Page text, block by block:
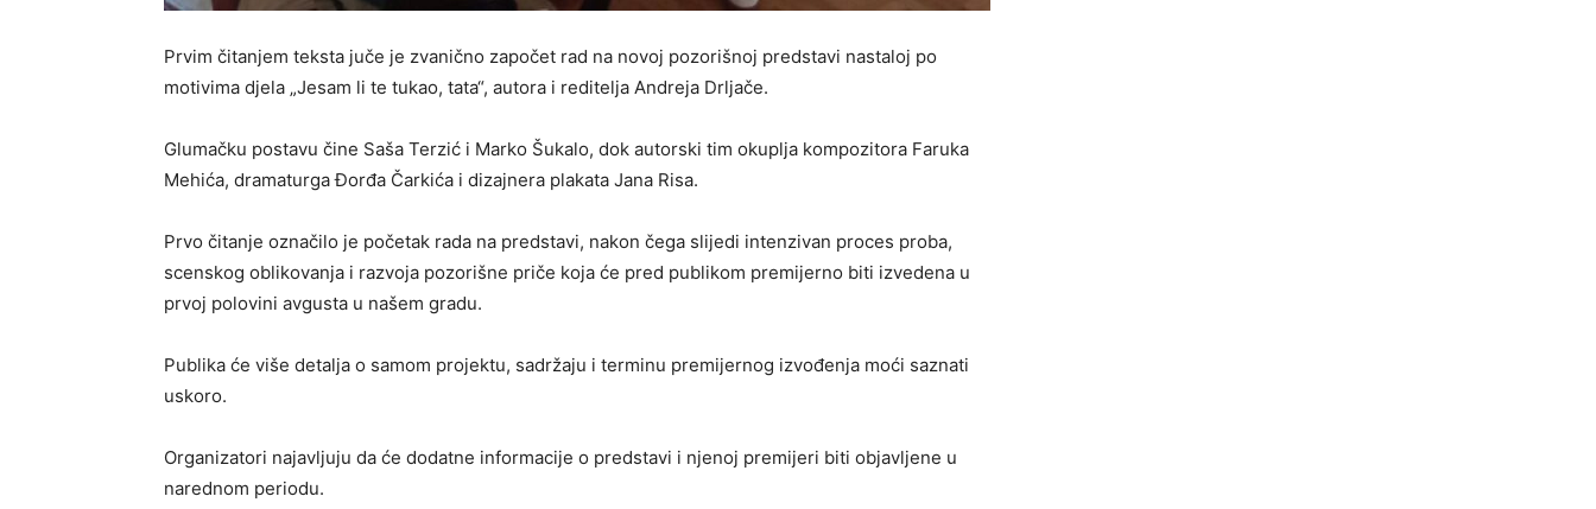
Prvim čitanjem teksta juče je zvanično započet rad na novoj pozorišnoj predstavi nastaloj po
motivima djela „Jesam li te tukao, tata“, autora i reditelja Andreja Drljače.
Glumačku postavu čine Saša Terzić i Marko Šukalo, dok autorski tim okuplja kompozitora Faruka
Mehića, dramaturga Đorđa Čarkića i dizajnera plakata Jana Risa.
Prvo čitanje označilo je početak rada na predstavi, nakon čega slijedi intenzivan proces proba,
scenskog oblikovanja i razvoja pozorišne priče koja će pred publikom premijerno biti izvedena u
prvoj polovini avgusta u našem gradu.
Publika će više detalja o samom projektu, sadržaju i terminu premijernog izvođenja moći saznati
uskoro.
Organizatori najavljuju da će dodatne informacije o predstavi i njenoj premijeri biti objavljene u
narednom periodu.